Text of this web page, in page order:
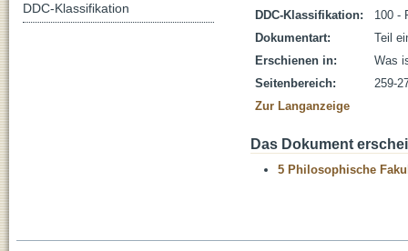
DDC-Klassifikation:
100 -
Dokumentart:
Teil
Erschienen in:
Was
Seitenbereich:
259-
Zur Langanzeige
Das Dokument
5 Philosophische
DDC-Klassifikation